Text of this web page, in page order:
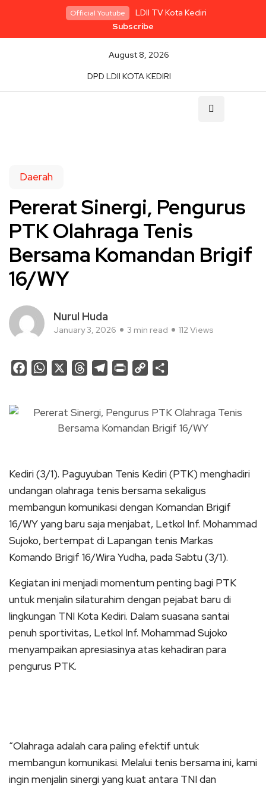
Official Youtube
LDII TV Kota Kediri
Subscribe
August 8, 2026
DPD LDII KOTA KEDIRI
Daerah
Pererat Sinergi, Pengurus
PTK Olahraga Tenis
Bersama Komandan Brigif
16/WY
Nurul Huda
January 3, 2026 3 min read 112 Views
FacebookWhatsApp ThreadsTelegram
Print
Copy
Kediri (3/1). Paguyuban Tenis Kediri (PTK) menghadiri
undangan olahraga tenis bersama sekaligus
membangun komunikasi dengan Komandan Brigif
16/WY yang baru saja menjabat, Letkol Inf. Mohammad
Sujoko, bertempat di Lapangan tenis Markas
Komando Brigif 16/Wira Yudha, pada Sabtu (3/1).
Kegiatan ini menjadi momentum penting bagi PTK
untuk menjalin silaturahim dengan pejabat baru di
lingkungan TNI Kota Kediri. Dalam suasana santai
penuh sportivitas, Letkol Inf. Mohammad Sujoko
menyampaikan apresiasinya atas kehadiran para
pengurus PTK.
“Olahraga adalah cara paling efektif untuk
membangun komunikasi. Melalui tenis bersama ini, kami
ingin menjalin sinergi yang kuat antara TNI dan